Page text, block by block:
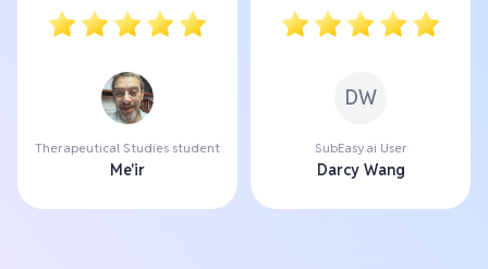
Therapeutical Studies student
Me'ir
DW
SubEasy.ai User
Darcy Wang